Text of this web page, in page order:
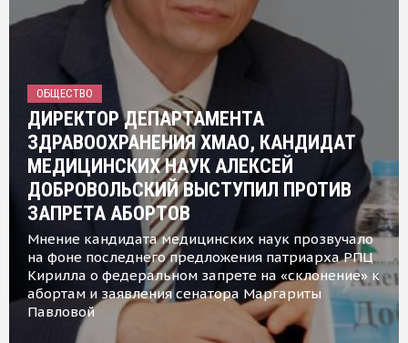
ОБЩЕСТВО
ДИРЕКТОР ДЕПАРТАМЕНТА
ЗДРАВООХРАНЕНИЯ ХМАО, КАНДИДАТ
МЕДИЦИНСКИХ НАУК АЛЕКСЕЙ
ДОБРОВОЛЬСКИЙ ВЫСТУПИЛ ПРОТИВ
ЗАПРЕТА АБОРТОВ
Мнение кандидата медицинских наук прозвучало
на фоне последнего предложения патриарха РПЦ
Кирилла о федеральном запрете на «склонение» к
абортам и заявления сенатора Маргариты
Павловой